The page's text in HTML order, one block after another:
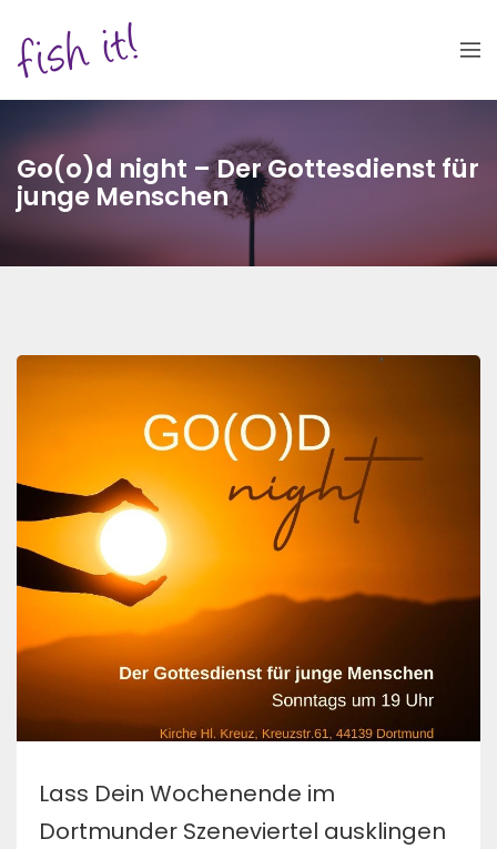
Go(o)d night – Der Gottesdienst für
junge Menschen
Lass Dein Wochenende im
Dortmunder Szeneviertel ausklingen